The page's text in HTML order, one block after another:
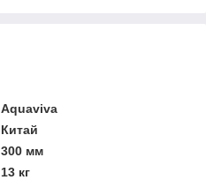
Aquaviva
Китай
300 мм
13 кг